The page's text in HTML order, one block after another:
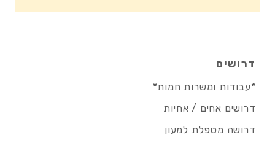
דרושים
*עבודות ומשרות חמות*
דרושים אחים / אחיות
דרושה מטפלת למעון